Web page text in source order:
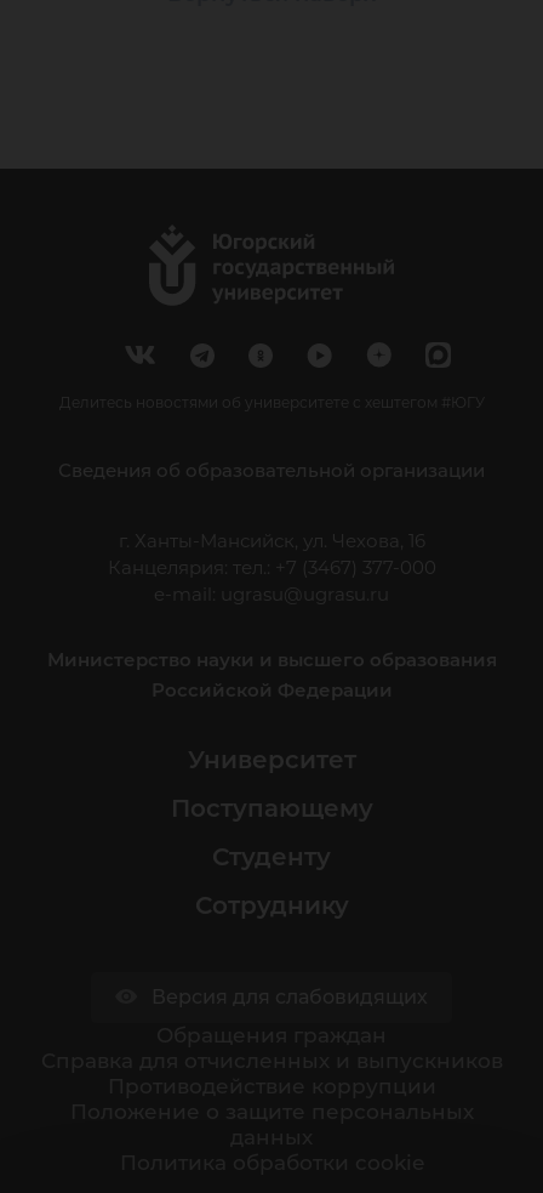
Делитесь новостями об университете с хештегом #ЮГУ
Сведения об образовательной организации
г. Ханты-Мансийск, ул. Чехова, 16
Канцелярия: тел.: +7 (3467) 377-000
e-mail:
ugrasu@ugrasu.ru
Министерство науки и высшего образования
Российской Федерации
Университет
Поступающему
Студенту
Сотруднику